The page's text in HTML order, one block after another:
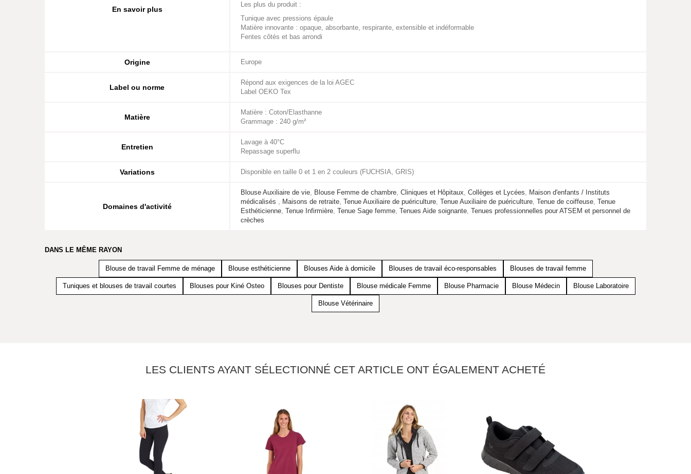
En savoir plus
Les plus du produit :
Tunique avec pressions épaule
Matière innovante : opaque, absorbante, respirante, extensible et indéformable
Fentes côtés et bas arrondi
Origine Europe
Label ou norme
Répond aux exigences de la loi AGEC
Label OEKO Tex
Matière
Matière : Coton/Elasthanne
Grammage : 240 g/m²
Entretien
Lavage à 40°C
Repassage superflu
Variations Disponible en taille 0 et 1 en 2 couleurs (FUCHSIA, GRIS)
Domaines d'activité
Blouse Auxiliaire de vie, Blouse Femme de chambre, Cliniques et Hôpitaux, Collèges et Lycées, Maison d'enfants / Instituts
médicalisés , Maisons de retraite, Tenue Auxiliaire de puériculture, Tenue Auxiliaire de puériculture, Tenue de coiffeuse, Tenue
Esthéticienne, Tenue Infirmière, Tenue Sage femme, Tenues Aide soignante, Tenues professionnelles pour ATSEM et personnel de
crèches
DANS LE MÊME RAYON
Blouse de travail Femme de ménage Blouse esthéticienne Blouses Aide à domicile Blouses de travail éco-responsables Blouses de travail femme
Tuniques et blouses de travail courtes Blouses pour Kiné Osteo Blouses pour Dentiste Blouse médicale Femme Blouse Pharmacie Blouse Médecin Blouse Laboratoire
Blouse Vétérinaire
LES CLIENTS AYANT SÉLECTIONNÉ CET ARTICLE ONT ÉGALEMENT ACHETÉ